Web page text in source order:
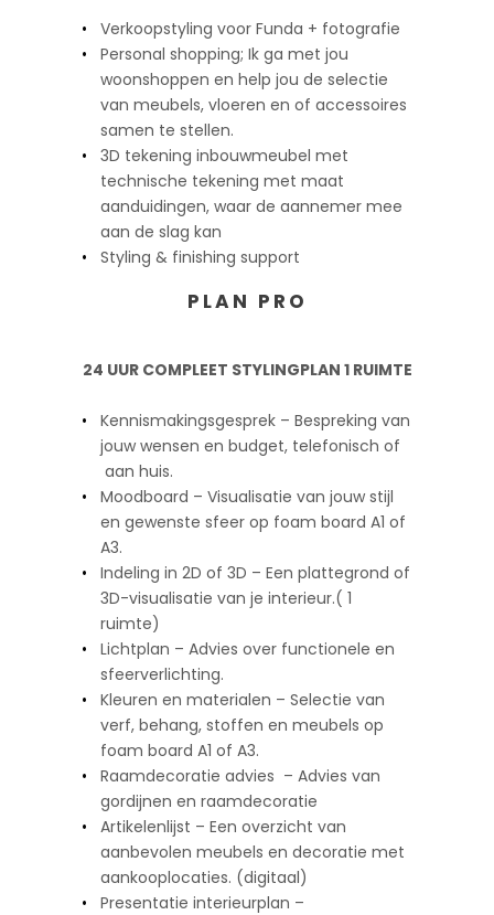
Verkoopstyling voor Funda + fotografie
Personal shopping; Ik ga met jou
woonshoppen en help jou de selectie
van meubels, vloeren en of accessoires
samen te stellen.
3D tekening inbouwmeubel met
technische tekening met maat
aanduidingen, waar de aannemer mee
aan de slag kan
Styling & finishing support
PLAN PRO
24 UUR COMPLEET STYLINGPLAN 1 RUIMTE
Kennismakingsgesprek – Bespreking van
jouw wensen en budget, telefonisch of
aan huis.
Moodboard – Visualisatie van jouw stijl
en gewenste sfeer op foam board A1 of
A3.
Indeling in 2D of 3D – Een plattegrond of
3D-visualisatie van je interieur.( 1
ruimte)
Lichtplan – Advies over functionele en
sfeerverlichting.
Kleuren en materialen – Selectie van
verf, behang, stoffen en meubels op
foam board A1 of A3.
Raamdecoratie advies – Advies van
gordijnen en raamdecoratie
Artikelenlijst – Een overzicht van
aanbevolen meubels en decoratie met
aankooplocaties. (digitaal)
Presentatie interieurplan –